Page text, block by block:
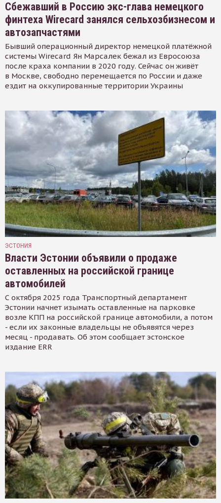
Сбежавший в Россию экс-глава немецкого
финтеха Wirecard занялся сельхозбизнесом и
автозапчастями
Бывший операционный директор немецкой платёжной
системы Wirecard Ян Марсалек бежал из Евросоюза
после краха компании в 2020 году. Сейчас он живёт
в Москве, свободно перемещается по России и даже
ездит на оккупированные территории Украины
ЭСТОНИЯ
Власти Эстонии объявили о продаже
оставленных на российской границе
автомобилей
С октября 2025 года Транспортный департамент
Эстонии начнет изымать оставленные на парковке
возле КПП на российской границе автомобили, а потом
- если их законные владельцы не объявятся через
месяц - продавать. Об этом сообщает эстонское
издание ERR